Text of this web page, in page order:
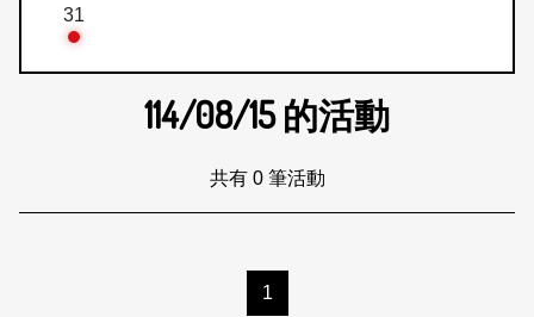
31
114/08/15的活動
共有 0 筆活動
1